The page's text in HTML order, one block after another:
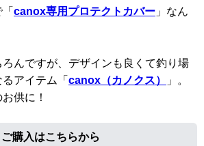
canox専用プロテクトカバー 」なん
んですが、デザインも良くて釣り場
アイテム「 canox（カノクス）
」。
供に！
ご購入はこちらから